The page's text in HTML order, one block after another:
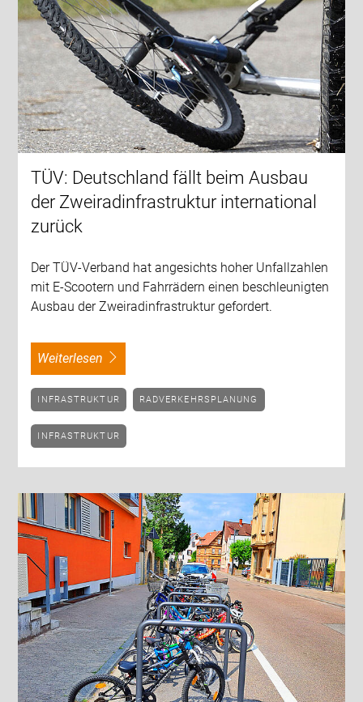
TÜV: Deutschland fällt beim Ausbau
der Zweiradinfrastruktur international
zurück
Der TÜV-Verband hat angesichts hoher Unfallzahlen
mit E-Scootern und Fahrrädern einen beschleunigten
Ausbau der Zweiradinfrastruktur gefordert.
weiterlesen
INFRASTRUKTUR RADVERKEHRSPLANUNG
INFRASTRUKTUR